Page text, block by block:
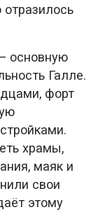
основную
Галле.
форт
храмы,
маяк и
свои
этому